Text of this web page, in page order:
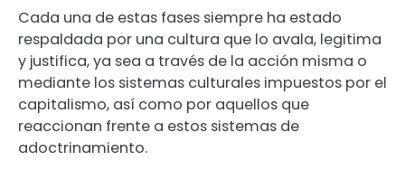
Cada una de estas fases siempre ha estado
respaldada por una cultura que lo avala, legitima
y justifica, ya sea a través de la acción misma o
mediante los sistemas culturales impuestos por el
capitalismo, así como por aquellos que
reaccionan frente a estos sistemas de
adoctrinamiento.